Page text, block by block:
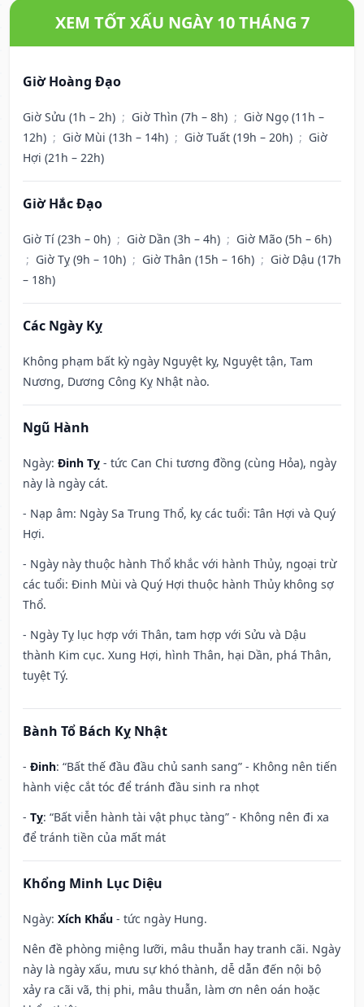
XEM TỐT XẤU NGÀY 10 THÁNG 7
Giờ Hoàng Đạo
Giờ Sửu (1h – 2h) ; Giờ Thìn (7h – 8h) ; Giờ Ngọ (11h –
12h) ; Giờ Mùi (13h – 14h) ; Giờ Tuất (19h – 20h) ; Giờ
Hợi (21h – 22h)
Giờ Hắc Đạo
Giờ Tí (23h – 0h) ; Giờ Dần (3h – 4h) ; Giờ Mão (5h – 6h)
; Giờ Tỵ (9h – 10h) ; Giờ Thân (15h – 16h) ; Giờ Dậu (17h
– 18h)
Các Ngày Kỵ
Không phạm bất kỳ ngày Nguyệt kỵ, Nguyệt tận, Tam
Nương, Dương Công Kỵ Nhật nào.
Ngũ Hành
Ngày: Đinh Tỵ - tức Can Chi tương đồng (cùng Hỏa), ngày
này là ngày cát.
- Nạp âm: Ngày Sa Trung Thổ, kỵ các tuổi: Tân Hợi và Quý
Hợi.
- Ngày này thuộc hành Thổ khắc với hành Thủy, ngoại trừ
các tuổi: Đinh Mùi và Quý Hợi thuộc hành Thủy không sợ
Thổ.
- Ngày Tỵ lục hợp với Thân, tam hợp với Sửu và Dậu
thành Kim cục. Xung Hợi, hình Thân, hại Dần, phá Thân,
tuyệt Tý.
Bành Tổ Bách Kỵ Nhật
- Đinh: “Bất thế đầu đầu chủ sanh sang” - Không nên tiến
hành việc cắt tóc để tránh đầu sinh ra nhọt
- Tỵ: “Bất viễn hành tài vật phục tàng” - Không nên đi xa
để tránh tiền của mất mát
Khổng Minh Lục Diệu
Ngày: Xích Khẩu - tức ngày Hung.
Nên đề phòng miệng lưỡi, mâu thuẫn hay tranh cãi. Ngày
này là ngày xấu, mưu sự khó thành, dễ dẫn đến nội bộ
xảy ra cãi vã, thị phi, mâu thuẫn, làm ơn nên oán hoặc